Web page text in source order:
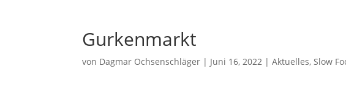
Gurkenmarkt
von Dagmar Ochsenschläger | Juni 16, 2022 |Aktuelles,Slow